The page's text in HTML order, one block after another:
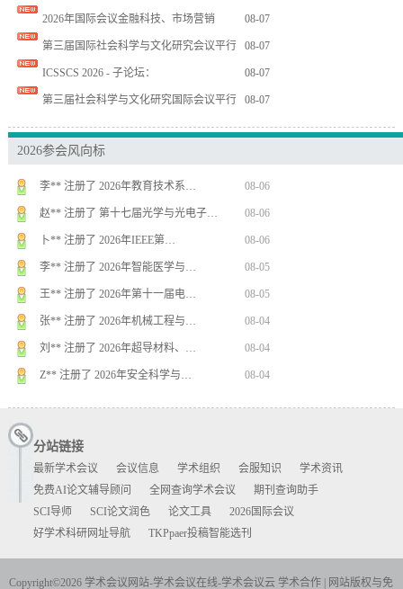
2026年国际会议金融科技、市场营销 08-07
第三届国际社会科学与文化研究会议平行 08-07
ICSSCS 2026 - 子论坛： 08-07
第三届社会科学与文化研究国际会议平行 08-07
2026参会风向标
胡** 注册了 第八届光电科学与材料…
08-03
史** 注册了 2026药学、中医学…
邓** 注册了 第八届人工智能技术与…
08-07
周** 注册了 2026年智能医学与…
08-07
杨** 注册了 2026年计算机感知…
08-07
周** 注册了 2026年计算机工程…
08-06
胡** 注册了 第八届光电科学与材料…
分站链接
最新学术会议 会议信息 学术组织 会服知识
学术资讯
免费AI论文辅导顾问
全网查询学术会议
期刊查询助手
SCI导师
SCI论文润色 论文工具
2026国际会议
好学术科研网址导航
TKPpaer投稿智能选刊
Copyright©2026 学术会议网站-学术会议在线-学术会议云 学术合作 网站版权与免